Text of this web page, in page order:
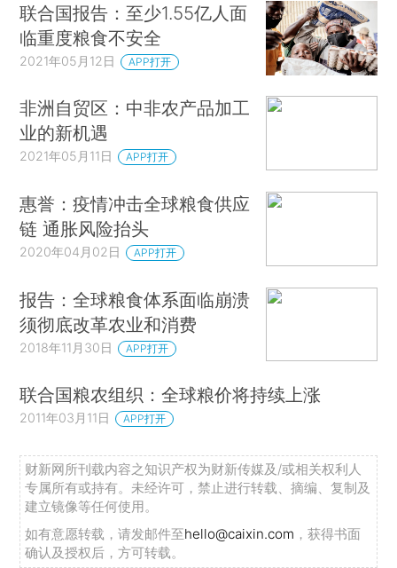
联合国报告：至少1.55亿人面
临重度粮食不安全
2021年05月12日 APP打开
非洲自贸区：中非农产品加工
业的新机遇
2021年05月11日 APP打开
惠誉：疫情冲击全球粮食供应
链 通胀风险抬头
2020年04月02日 APP打开
报告：全球粮食体系面临崩溃
须彻底改革农业和消费
2018年11月30日 APP打开
联合国粮农组织：全球粮价将持续上涨
2011年03月11日 APP打开
财新网所刊载内容之知识产权为财新传媒及/或相关权利人
专属所有或持有。未经许可，禁止进行转载、摘编、复制及
建立镜像等任何使用。
如有意愿转载，请发邮件至hello@caixin.com ，获得书面
确认及授权后，方可转载。